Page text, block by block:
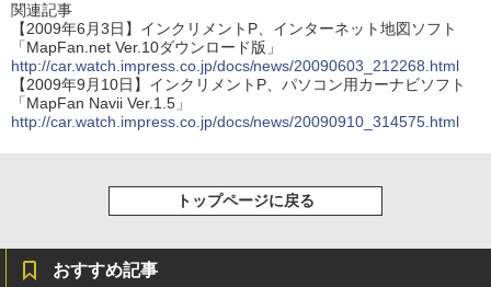
関連記事
【2009年6月3日】インクリメントP、インターネット地図ソフト
「MapFan.net Ver.10ダウンロード版」
http://car.watch.impress.co.jp/docs/news/20090603_212268.html
【2009年9月10日】インクリメントP、パソコン用カーナビソフト
「MapFan Navii Ver.1.5」
http://car.watch.impress.co.jp/docs/news/20090910_314575.html
トップページに戻る
おすすめ記事